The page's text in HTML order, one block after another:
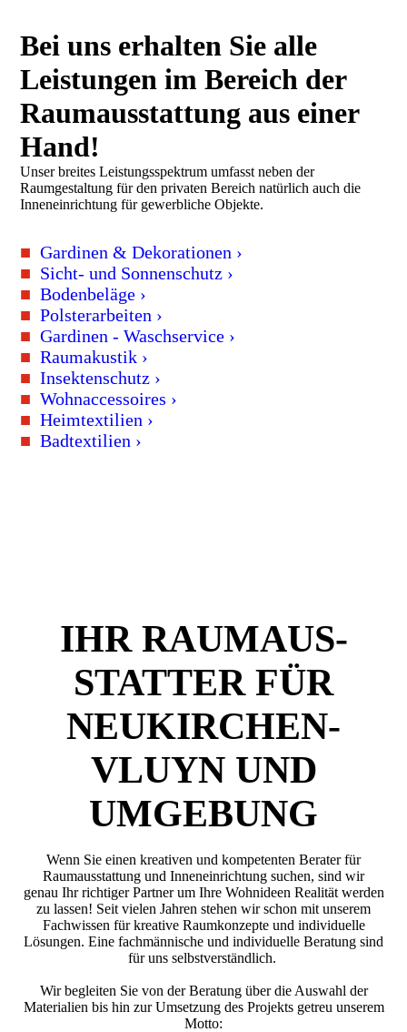
Bei uns erhal­ten Sie alle
Leistun­gen im Bereich der
Raum­­aus­­stattung aus einer
Hand!
Unser breites Leistungsspektrum umfasst neben der
Raumgestaltung für den privaten Bereich natürlich auch die
Inneneinrichtung für gewerbliche Objekte.
■ Gardinen & Dekorationen ›
■ Sicht- und Sonnenschutz ›
■ Bodenbeläge ›
■ Polsterarbeiten ›
■ Gardinen - Waschservice ›
■ Raumakustik ›
■ Insektenschutz ›
■ Wohnaccessoires ›
■ Heimtextilien ›
■ Badtextilien ›
IHR RAUM­AUS­
STATTER FÜR
NEU­KIRCHEN-
VLUYN UND
UMGEBUNG
Wenn Sie einen kreativen und kompetenten Berater für
Raumausstattung und Innen­einrichtung suchen, sind wir
genau Ihr richtiger Partner um Ihre Wohnideen Realität werden
zu lassen! Seit vielen Jahren stehen wir schon mit unserem
Fachwissen für kreative Raumkonzepte und individuelle
Lösungen. Eine fachmännische und individuelle Beratung sind
für uns selbstverständlich.
Wir begleiten Sie von der Beratung über die Auswahl der
Materialien bis hin zur Umsetzung des Projekts getreu unserem
Motto: